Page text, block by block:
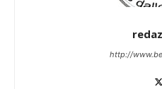
http://